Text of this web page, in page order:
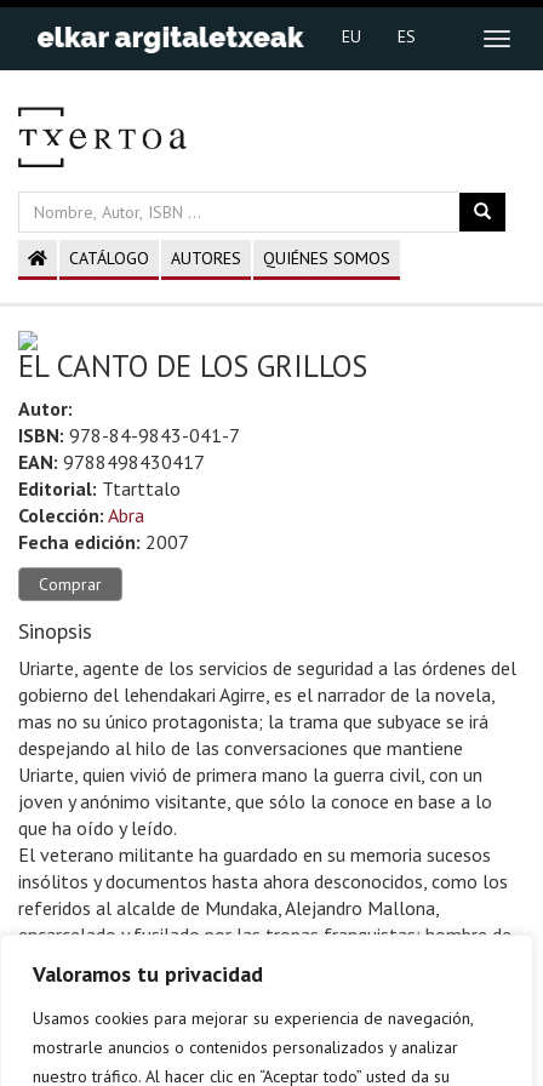
Valoramos tu privacidad
Usamos cookies para mejorar su experiencia de navegación,
mostrarle anuncios o contenidos personalizados y analizar
nuestro tráfico. Al hacer clic en “Aceptar todo” usted da su
EU ES
CATÁLOGO AUTORES QUIÉNES SOMOS
EL CANTO DE LOS GRILLOS
Autor:
ISBN: 978-84-9843-041-7
EAN: 9788498430417
Editorial: Ttarttalo
Colección: Abra
Fecha edición: 2007
Comprar
Sinopsis
Uriarte, agente de los servicios de seguridad a las órdenes del
gobierno del lehendakari Agirre, es el narrador de la novela,
mas no su único protagonista; la trama que subyace se irá
despejando al hilo de las conversaciones que mantiene
Uriarte, quien vivió de primera mano la guerra civil, con un
joven y anónimo visitante, que sólo la conoce en base a lo
que ha oído y leído.
El veterano militante ha guardado en su memoria sucesos
insólitos y documentos hasta ahora desconocidos, como los
referidos al alcalde de Mundaka, Alejandro Mallona,
encarcelado y fusilado por las tropas franquistas; hombre de
hondas convicciones cristianas, empeñado en aferrarse a sus
valores morales incluso en tiempos de guerra.
Edorta Jiménez ha conseguido entrelazar de manera magistral
la ficción y la historia en esta novela.